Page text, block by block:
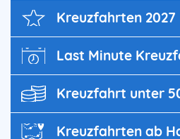
Kreuz­fahrten 2027
Last Minute
Kreuzfahrt unter
Kreuzfahrten ab